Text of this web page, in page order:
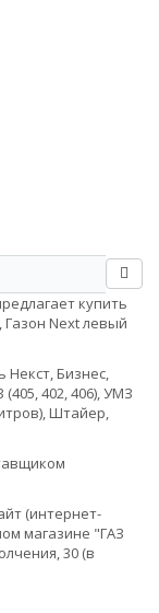
купить
Газон Next левый
Некст, Бизнес,
402, 406), УМЗ
Штайер,
(интернет-
магазине "ГАЗ
30 (в